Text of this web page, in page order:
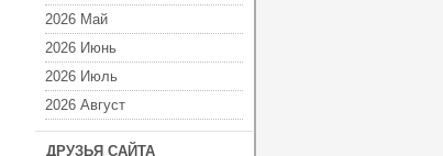
2026 Май
2026 Июнь
2026 Июль
2026 Август
ДРУЗЬЯ САЙТА